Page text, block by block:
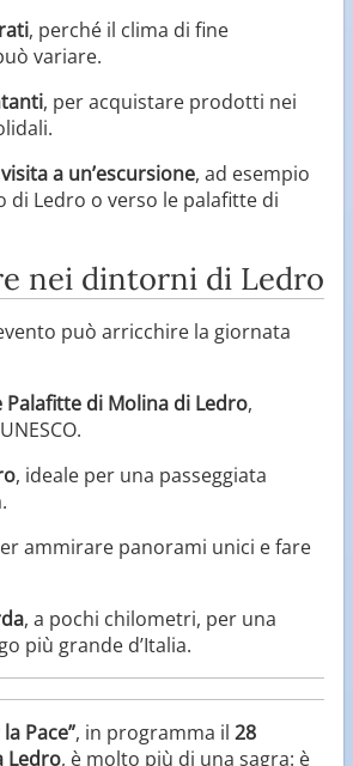
, perché il clima di fine
variare.
, per acquistare prodotti nei
a un’escursione, ad esempio
di Ledro o verso le palafitte di
nei dintorni di Ledro
può arricchire la giornata
Palafitte di Molina di Ledro,
, ideale per una passeggiata
ammirare panorami unici e fare
, a pochi chilometri, per una
più grande d’Italia.
Pace”, in programma il 28
Ledro, è molto più di una sagra: è